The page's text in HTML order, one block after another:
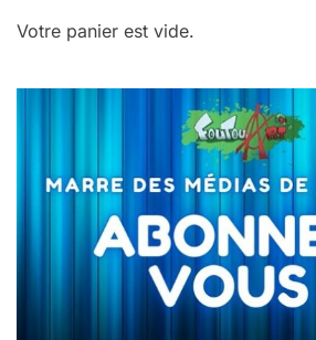
Votre panier est vide.